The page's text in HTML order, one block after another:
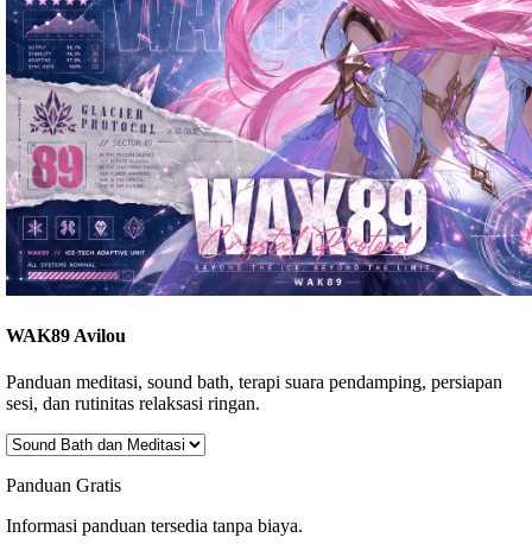
WAK89 Avilou
Panduan meditasi, sound bath, terapi suara pendamping, persiapan
sesi, dan rutinitas relaksasi ringan.
Panduan Gratis
Informasi panduan tersedia tanpa biaya.